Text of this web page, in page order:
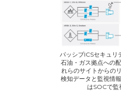
パッシブICSセキュリ
石油・ガス拠点への
れらのサイトからの
検知データと監視情
はSOCで監